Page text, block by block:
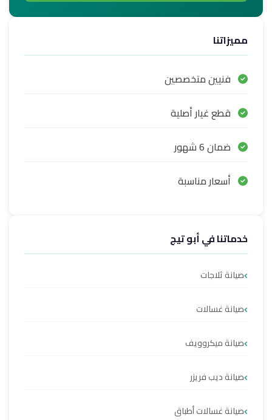
مميزاتنا
فنيين متخصصين
قطع غيار أصلية
ضمان 6 شهور
أسعار مناسبة
خدماتنا في أبو تيج
صيانة ثلاجات
صيانة غسالات
صيانة ميكروويف
صيانة ديب فريزر
صيانة غسالات أطباق